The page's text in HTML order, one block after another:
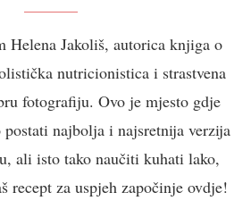
Helena Jakoliš, autorica knjiga o
nutricionistica i strastvena
fotografiju. Ovo je mjesto gdje
najbolja i najsretnija verzija
ali isto tako naučiti kuhati lako,
recept za uspjeh započinje ovdje!